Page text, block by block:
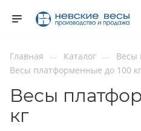
Главная — Каталог — Весы
Весы платформенные до 100 кг
Весы
кг